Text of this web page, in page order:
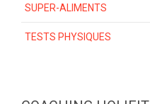
SUPER-ALIMENTS
TESTS PHYSIQUES